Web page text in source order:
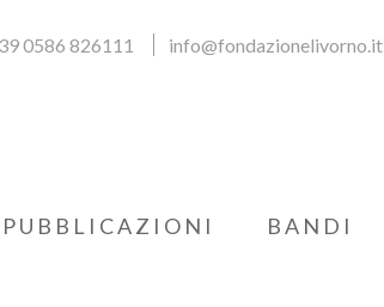
0586 826111 info@fondazionelivorno.it
PUBBLICAZIONI BANDI